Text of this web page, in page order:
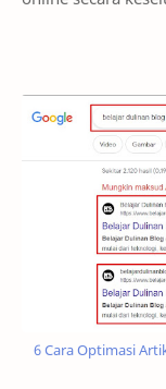
6 Cara Optimasi